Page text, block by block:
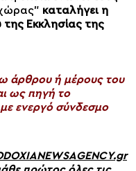
καταλήγει η
Εκκλησίας της
άρθρου ή μέρους του
ως πηγή το
ενεργό σύνδεσμο